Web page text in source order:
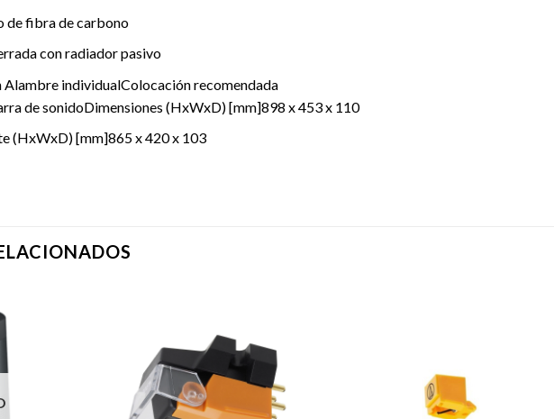
de fibra de carbono
con radiador pasivo
Alambre individualColocación recomendada
de sonidoDimensiones (HxWxD) [mm]898 x 453 x 110
(HxWxD) [mm]865 x 420 x 103